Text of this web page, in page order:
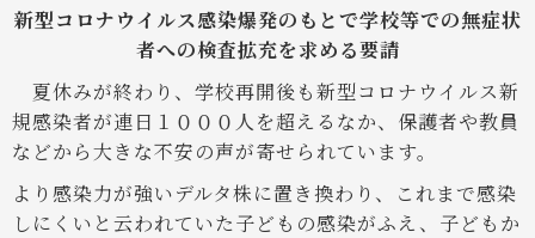
新型コロナウイルス感染爆発のもとで学校等での無症状
者への検査拡充を求める要請
夏休みが終わり、学校再開後も新型コロナウイルス新
規感染者が連日１０００人を超えるなか、保護者や教員
などから大きな不安の声が寄せられています。
より感染力が強いデルタ株に置き換わり、これまで感染
しにくいと云われていた子どもの感染がふえ、子どもか